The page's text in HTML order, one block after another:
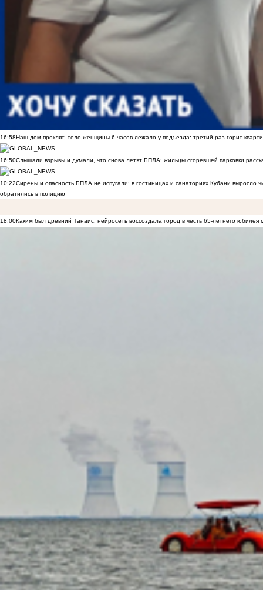
16:58Наш дом проклят, тело женщины 6 часов лежало у подъезда: третий раз горит
16:50Слышали взрывы и думали, что снова летят БПЛА: жильцы сгоревшей парковки
10:22Сирены и опасность БПЛА не испугали: в гостиницах и санаториях Кубани выросло
обратились в полицию
18:00Каким был древний Танаис: нейросеть воссоздала город в честь 65-летнего юбилея